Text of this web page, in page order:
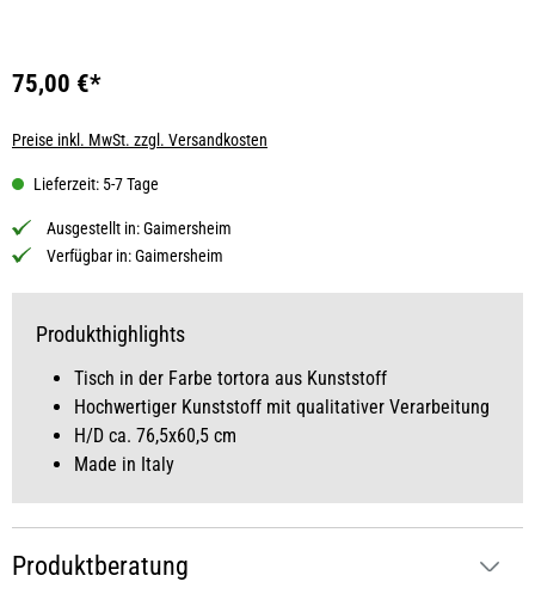
Produkthighlights
Tisch in der Farbe tortora aus Kunststoff
Hochwertiger Kunststoff mit qualitativer Verarbeitung
H/D ca. 76,5x60,5 cm
Made in Italy
75,00 €*
Preise inkl. MwSt. zzgl. Versandkosten
Lieferzeit: 5-7 Tage
Ausgestellt in:Gaimersheim
Verfügbar in:Gaimersheim
Produktberatung